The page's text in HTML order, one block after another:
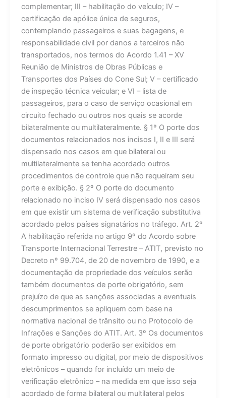
complementar; III – habilitação do veículo; IV –
certificação de apólice única de seguros,
contemplando passageiros e suas bagagens, e
responsabilidade civil por danos a terceiros não
transportados, nos termos do Acordo 1.41 – XV
Reunião de Ministros de Obras Públicas e
Transportes dos Países do Cone Sul; V – certificado
de inspeção técnica veicular; e VI – lista de
passageiros, para o caso de serviço ocasional em
circuito fechado ou outros nos quais se acorde
bilateralmente ou multilateralmente. § 1º O porte dos
documentos relacionados nos incisos I, II e III será
dispensado nos casos em que bilateral ou
multilateralmente se tenha acordado outros
procedimentos de controle que não requeiram seu
porte e exibição. § 2º O porte do documento
relacionado no inciso IV será dispensado nos casos
em que existir um sistema de verificação substitutiva
acordado pelos países signatários no tráfego. Art. 2º
A habilitação referida no artigo 9º do Acordo sobre
Transporte Internacional Terrestre – ATIT, previsto no
Decreto nº 99.704, de 20 de novembro de 1990, e a
documentação de propriedade dos veículos serão
também documentos de porte obrigatório, sem
prejuízo de que as sanções associadas a eventuais
descumprimentos se apliquem com base na
normativa nacional de trânsito ou no Protocolo de
Infrações e Sanções do ATIT. Art. 3º Os documentos
de porte obrigatório poderão ser exibidos em
formato impresso ou digital, por meio de dispositivos
eletrônicos – quando for incluído um meio de
verificação eletrônico – na medida em que isso seja
acordado de forma bilateral ou multilateral pelos